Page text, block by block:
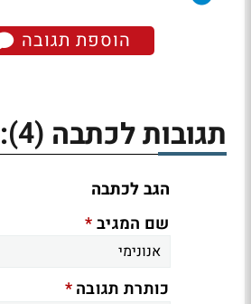
הוספת תגובה
תגובות לכתבה (4)
:
הגב לכתבה
שם המגיב*
כותרת תגובה*